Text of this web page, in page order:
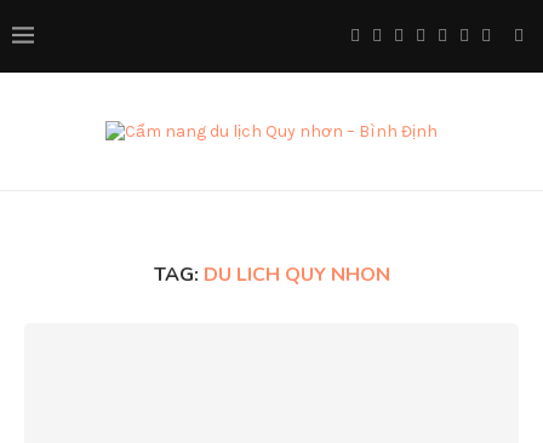
TAG: DU LICH QUY NHON